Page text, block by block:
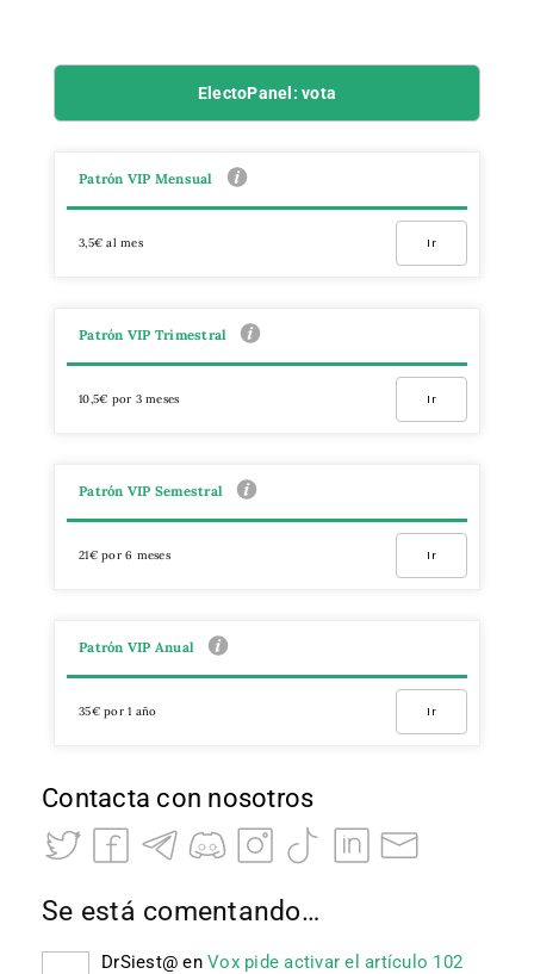
ElectoPanel: vota
Patrón VIP Mensual
3,5€ al mes Ir
Patrón VIP Trimestral
10,5€ por 3 meses Ir
Patrón VIP Semestral
21€ por 6 meses Ir
Patrón VIP Anual
35€ por 1 año Ir
Contacta con nosotros
Se está comentando…
DrSiest@ en Vox pide activar el artículo 102